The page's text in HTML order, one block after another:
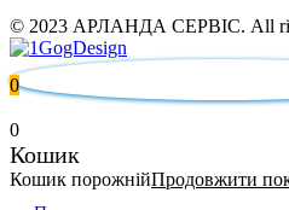
© 2023 АРЛАНДА СЕРВІС. All
0
0
Кошик
Кошик порожнійПродовжити